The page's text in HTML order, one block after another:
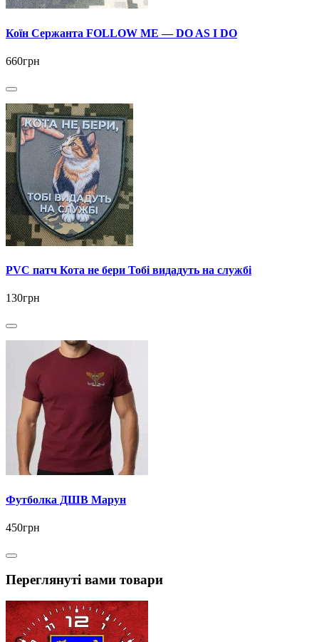
Коїн Сержанта FOLLOW ME — DO AS I DO
660грн
PVC патч Кота не бери Тобі видадуть на службі
130грн
Футболка ДШВ Марун
450грн
Переглянуті вами товари